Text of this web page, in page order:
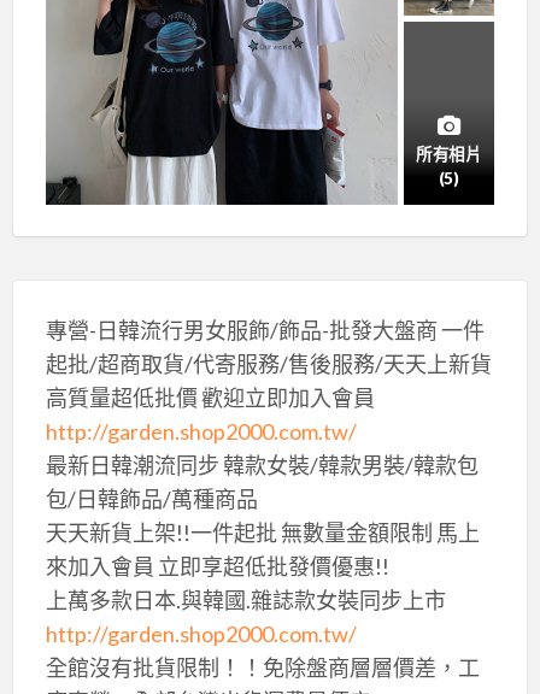
所有相片
(5)
專營-日韓流行男女服飾/飾品-批發大盤商 一件
起批/超商取貨/代寄服務/售後服務/天天上新貨
高質量超低批價 歡迎立即加入會員
http://garden.shop2000.com.tw/
最新日韓潮流同步 韓款女裝/韓款男裝/韓款包
包/日韓飾品/萬種商品
天天新貨上架!!一件起批 無數量金額限制 馬上
來加入會員 立即享超低批發價優惠!!
上萬多款日本.與韓國.雜誌款女裝同步上市
http://garden.shop2000.com.tw/
全館沒有批貨限制！！免除盤商層層價差，工